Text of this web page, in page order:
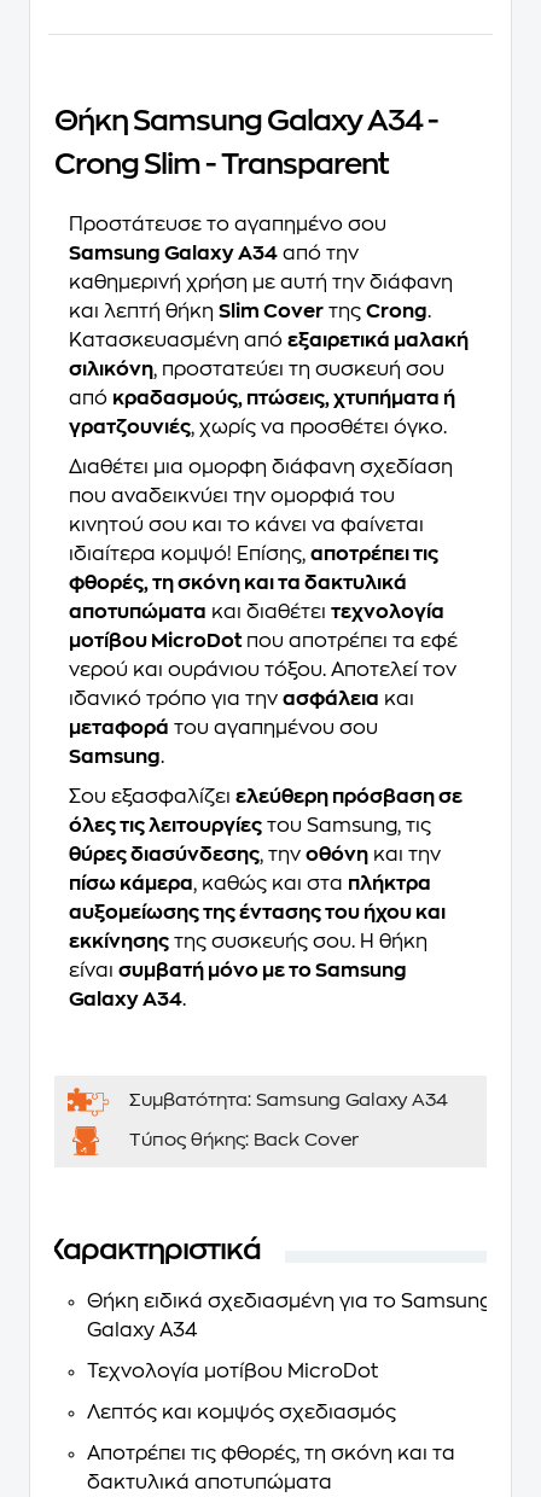
Θήκη Samsung Galaxy A34 -
Crong Slim - Transparent
Προστάτευσε το αγαπημένο σου
Samsung Galaxy A34 από την
καθημερινή χρήση με αυτή την διάφανη
και λεπτή θήκη Slim Cover της Crong.
Κατασκευασμένη από εξαιρετικά μαλακή
σιλικόνη, προστατεύει τη συσκευή σου
από κραδασμούς, πτώσεις, χτυπήματα ή
γρατζουνιές, χωρίς να προσθέτει όγκο.
Διαθέτει μια ομορφη διάφανη σχεδίαση
που αναδεικνύει την ομορφιά του
κινητού σου και το κάνει να φαίνεται
ιδιαίτερα κομψό! Επίσης, αποτρέπει τις
φθορές, τη σκόνη και τα δακτυλικά
αποτυπώματα και διαθέτει τεχνολογία
μοτίβου MicroDotπου αποτρέπει τα εφέ
νερού και ουράνιου τόξου. Αποτελεί τον
ιδανικό τρόπο για την ασφάλεια και
μεταφορά του αγαπημένου σου
Samsung.
Σου εξασφαλίζει ελεύθερη πρόσβαση σε
όλες τις λειτουργίες του Samsung, τις
θύρες διασύνδεσης, την οθόνη και την
πίσω κάμερα, καθώς και στα πλήκτρα
αυξομείωσης της έντασης του ήχου και
εκκίνησης της συσκευής σου. Η θήκη
είναι συμβατή μόνο με το Samsung
Galaxy A34.
Συμβατότητα: Samsung Galaxy A34
Τύπος θήκης: Back Cover
Χαρακτηριστικά
Θήκη ειδικά σχεδιασμένη για το Samsung
Galaxy A34
Τεχνολογία μοτίβου MicroDot
Λεπτός και κομψός σχεδιασμός
Αποτρέπει τις φθορές, τη σκόνη και τα
δακτυλικά αποτυπώματα